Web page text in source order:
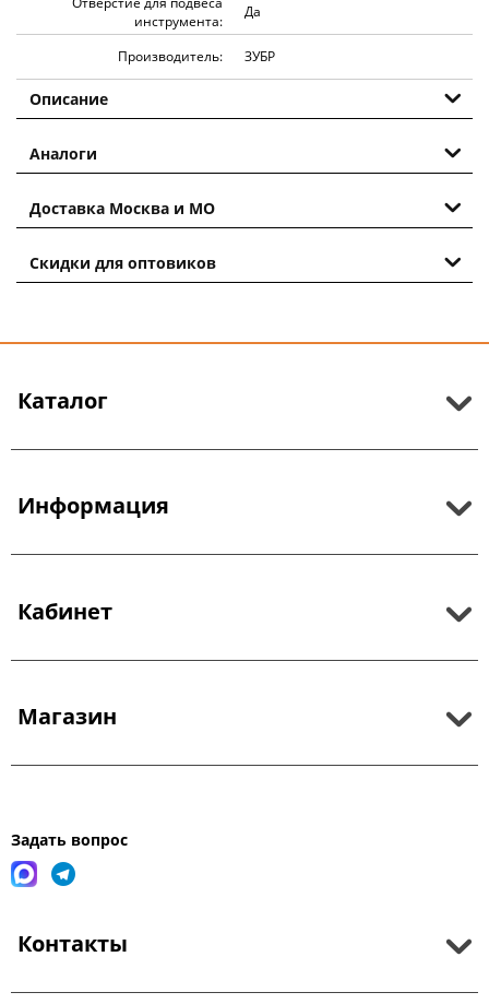
инструмента:
Да
Производитель: ЗУБР
Описание
Аналоги
Доставка Москва и МО
Скидки для оптовиков
Каталог
Информация
Кабинет
Магазин
Задать вопрос
Контакты